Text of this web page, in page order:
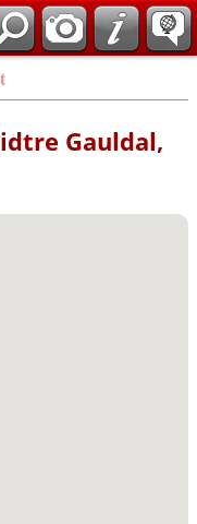
Gauldal,